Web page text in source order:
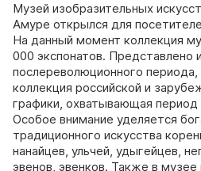
Музей изобразительных
Амуре открылся для
На данный момент коллекция
000 экспонатов. Представлено
послереволюционного периода,
коллекция российской и
графики, охватывающая период
Особое внимание уделяется
традиционного искусства
нанайцев, ульчей, удыгейцев,
эвенов, эвенков. Также в музее